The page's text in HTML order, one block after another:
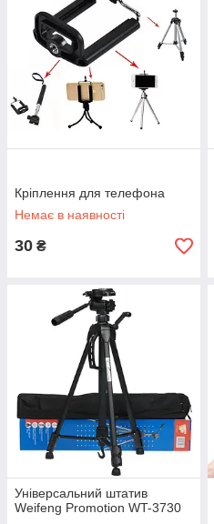
Кріплення для телефона
Немає в наявності
30 ₴
Універсальний штатив
Weifeng Promotion WT-3730